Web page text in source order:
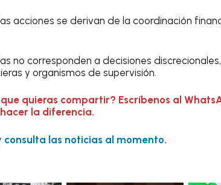
acciones se derivan de la coordinación
no corresponden a decisiones
y organismos de supervisión.
quieras compartir? Escríbenos al
hacer la diferencia.
consulta las noticias al momento.